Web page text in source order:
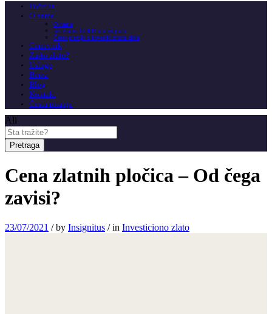
Početna
O nama
O nama
Insignitus GOLD u medijima
Česta pitanja o investicionom zlatu
Cenovnik
Zašto zlato?
Usluge
Berza
Blog
Kontakt
Česta pitanja
All
Pretraga
Cena zlatnih pločica – Od čega
zavisi?
23/07/2021 /by Insignitus /in Investiciono zlato